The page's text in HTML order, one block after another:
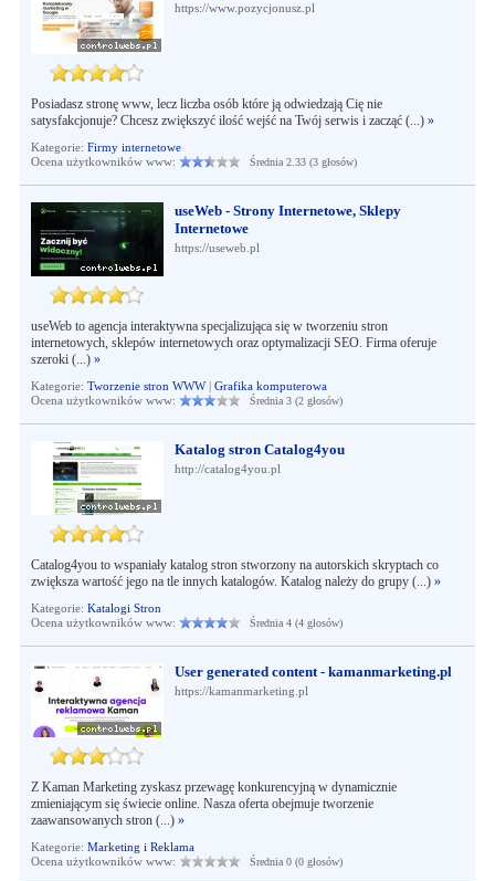
https://www.pozycjonusz.pl
Posiadasz stronę www, lecz liczba osób które ją odwiedzają Cię nie
satysfakcjonuje? Chcesz zwiększyć ilość wejść na Twój serwis i zacząć (...) »
Kategorie: Firmy internetowe
Ocena użytkowników www:
Średnia 2.33 (3 głosów)
useWeb - Strony Internetowe, Sklepy
Internetowe
https://useweb.pl
useWeb to agencja interaktywna specjalizująca się w tworzeniu stron
internetowych, sklepów internetowych oraz optymalizacji SEO. Firma oferuje
szeroki (...) »
Kategorie: Tworzenie stron WWW| Grafika komputerowa
Ocena użytkowników www:
Średnia 3 (2 głosów)
Katalog stron Catalog4you
http://catalog4you.pl
Catalog4you to wspaniały katalog stron stworzony na autorskich skryptach co
zwiększa wartość jego na tle innych katalogów. Katalog należy do grupy (...) »
Kategorie: Katalogi Stron
Ocena użytkowników www:
Średnia 4 (4 głosów)
User generated content - kamanmarketing.pl
https://kamanmarketing.pl
Z Kaman Marketing zyskasz przewagę konkurencyjną w dynamicznie
zmieniającym się świecie online. Nasza oferta obejmuje tworzenie
zaawansowanych stron (...) »
Kategorie: Marketing i Reklama
Ocena użytkowników www:
Średnia 0 (0 głosów)